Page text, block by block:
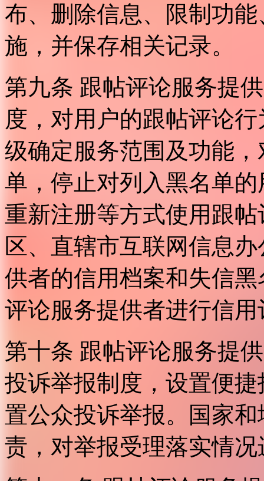
布、删除信息、限制功
施，并保存相关记录。
第九条 跟帖评论服务提
度，对用户的跟帖评论
级确定服务范围及功能
单，停止对列入黑名单
重新注册等方式使用跟
区、直辖市互联网信息
供者的信用档案和失信
评论服务提供者进行信用
第十条 跟帖评论服务提
投诉举报制度，设置便
置公众投诉举报。国家
责，对举报受理落实情